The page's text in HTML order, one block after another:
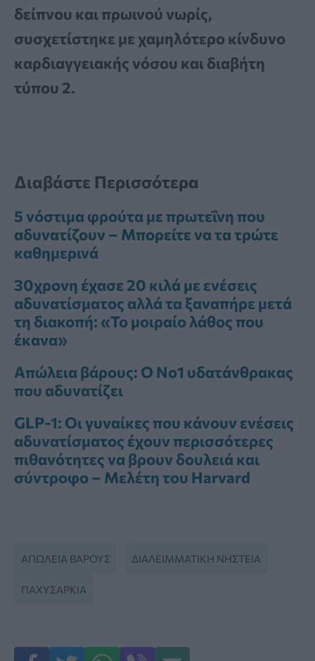
δείπνου και πρωινού νωρίς,
συσχετίστηκε με χαμηλότερο κίνδυνο
καρδιαγγειακής νόσου και διαβήτη
τύπου 2.
Διαβάστε Περισσότερα
5 νόστιμα φρούτα με πρωτεΐνη που
αδυνατίζουν – Μπορείτε να τα τρώτε
καθημερινά
30χρονη έχασε 20 κιλά με ενέσεις
αδυνατίσματος αλλά τα ξαναπήρε μετά
τη διακοπή: «Το μοιραίο λάθος που
έκανα»
Απώλεια βάρους: Ο Νο1 υδατάνθρακας
που αδυνατίζει
GLP-1: Οι γυναίκες που κάνουν ενέσεις
αδυνατίσματος έχουν περισσότερες
πιθανότητες να βρουν δουλειά και
σύντροφο – Μελέτη του Harvard
ΑΠΏΛΕΙΑ ΒΆΡΟΥΣ ΔΙΑΛΕΙΜΜΑΤΙΚΉ ΝΗΣΤΕΊΑ
ΠΑΧΥΣΑΡΚΊΑ